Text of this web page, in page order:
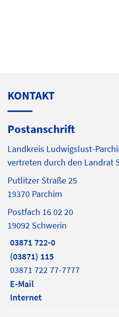
KONTAKT
Postanschrift
Landkreis Ludwigslust-
vertreten durch den Landrat
Putlitzer Straße 25
19370 Parchim
Postfach 16 02 20
19092 Schwerin
03871 722-0
(03871) 115
03871 722 77-7777
E-Mail
Internet